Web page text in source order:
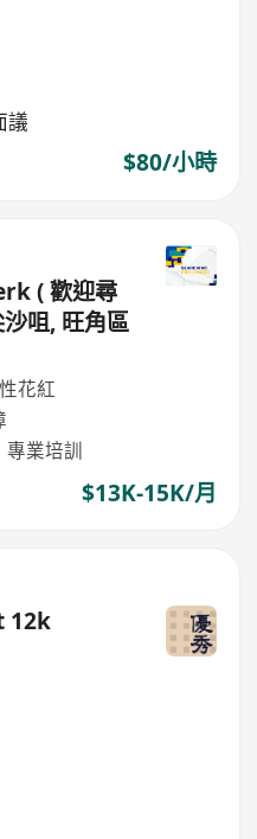
議
$80/小時
( 歡迎尋
咀, 旺角區
花紅
專業培訓
$13K-15K/月
12k